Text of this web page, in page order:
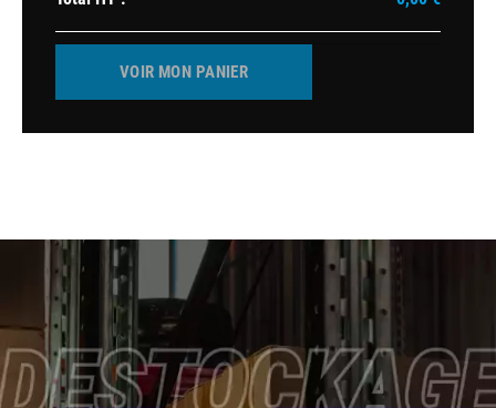
VOIR MON PANIER